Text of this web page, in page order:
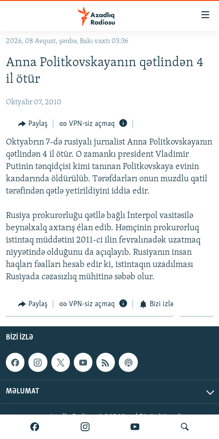
Əsas
qayıt
Əsas
qayıt
#ƏSLINDƏ
FƏRQƏ BAX
QANUNI DOĞRU
ARAŞDIRMA
MULTIMEDIA
VIDEO
FOTOQALEREYA
İNFOQRAFIKA
KARIKATURA
RADIO ARXIV
OXU ZALI
AZƏRBAYCAN ƏDƏBIYYATI KITABXANASI
İSLAM VƏ DEMOKRATIYA
İZ - MƏDƏNIYYƏT PROQRAMI
HAQQIMIZDA
MISSIYAMIZ
PEŞƏ ETIKASI VƏ JURNALISTIKA STANDARTLARIMIZ
MATERIALLARIMIZDAN ISTIFADƏ
AZADLIQRADIOSU MOBIL TELEFONUNUZDA
BIZIMLƏ ƏLAQƏ
XƏBƏR BÜLLETENLƏRIMIZ
BIZI IZLƏ
RFE/RL-in bütün saytları
2026, 08 Avqust, şənbə, Bakı vaxtı 03:36
Anna Politkovskayanın qətlindən 4
il ötür
Oktyabr 07, 2010
Paylaş VPN-siz açmaq
Oktyabrın 7-də rusiyalı jurnalist Anna Politkovskayanın
qətlindən 4 il ötür. O zamankı president Vladimir
Putinin tənqidçisi kimi tanınan Politkovskaya evinin
kandarında öldürülüb. Tərəfdarları onun muzdlu qatil
tərəfindən qətlə yetirildiyini iddia edir.
Rusiya prokurorluğu qətllə bağlı İnterpol vasitəsilə
beynəlxalq axtarış élan edib. Həmçinin prokurorluq
istintaq müddətini 2011-ci ilin fevralınadək uzatmaq
niyyətində olduğunu da açıqlayıb. Rusiyanın insan
haqları fəalları hesab edir ki, istintaqın uzadılması
Rusiyada cəzasızlıq mühitinə səbəb olur.
Paylaş VPN-siz açmaq Bizi izlə
BIZI IZLƏ
MƏLUMAT
AzadlıqRadiosu © 2026 Inc. | Bütün hüquqlar qorunur